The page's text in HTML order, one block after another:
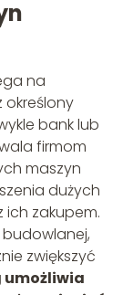
na
bank lub
firmom
maszyn
dużych
zakupem.
zwiększyć
umożliwia